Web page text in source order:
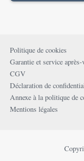
Politique de cookies
Garantie et service après-
CGV
Déclaration de
Annexe à la politique de
Mentions légales